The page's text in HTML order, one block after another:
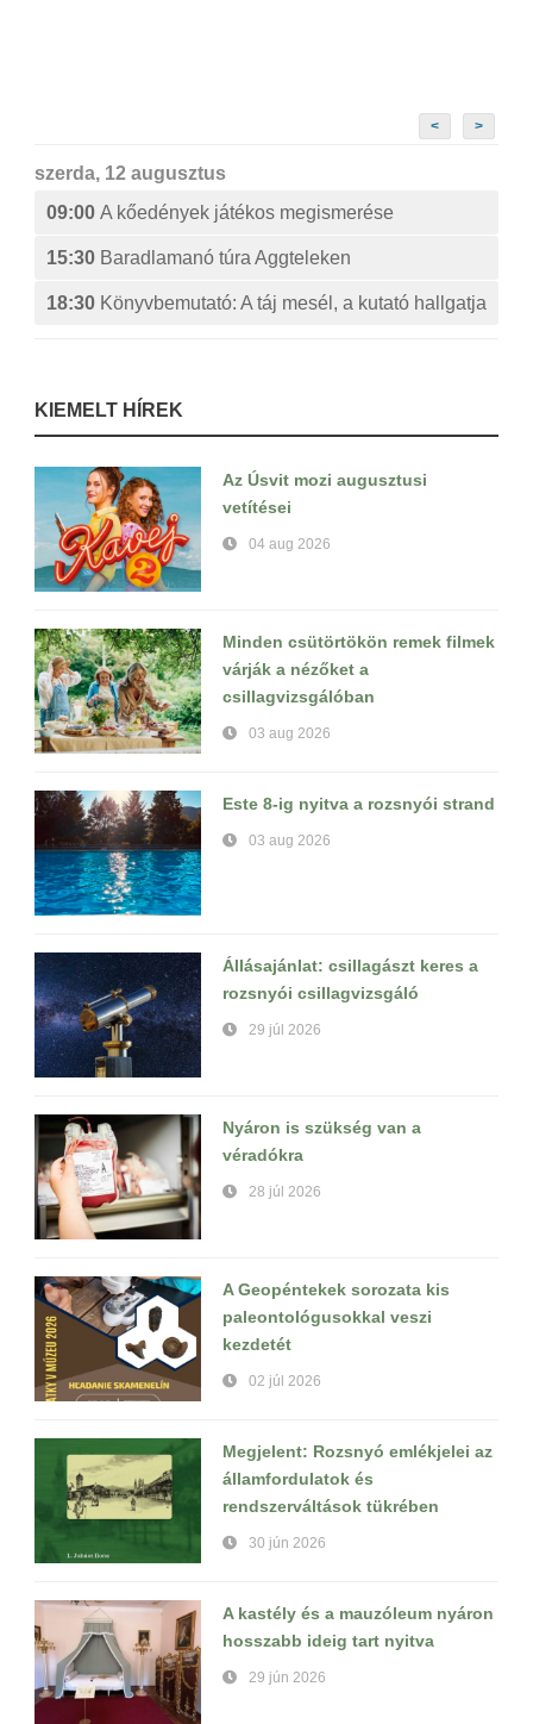
< >
szerda, 12 augusztus
09:00 A kőedények játékos megismerése
15:30 Baradlamanó túra Aggteleken
18:30 Könyvbemutató: A táj mesél, a kutató hallgatja
KIEMELT HÍREK
Az Úsvit mozi augusztusi
vetítései
04 aug 2026
Minden csütörtökön remek filmek
várják a nézőket a
csillagvizsgálóban
03 aug 2026
Este 8-ig nyitva a rozsnyói strand
03 aug 2026
Állásajánlat: csillagászt keres a
rozsnyói csillagvizsgáló
29 júl 2026
Nyáron is szükség van a
véradókra
28 júl 2026
A Geopéntekek sorozata kis
paleontológusokkal veszi
kezdetét
02 júl 2026
Megjelent: Rozsnyó emlékjelei az
államfordulatok és
rendszerváltások tükrében
30 jún 2026
A kastély és a mauzóleum nyáron
hosszabb ideig tart nyitva
29 jún 2026